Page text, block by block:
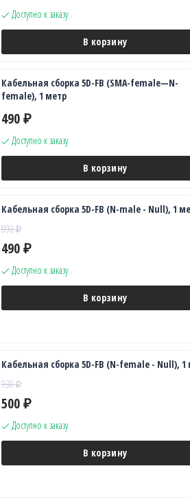
Доступно к заказу
В корзину
Кабельная сборка 5D-FB (SMA-female—N-
female), 1 метр
490 ₽
Доступно к заказу
В корзину
Кабельная сборка 5D-FB (N-male - Null), 1
890₽
490 ₽
Доступно к заказу
В корзину
Кабельная сборка 5D-FB (N-female - Null), 1
930₽
500 ₽
Доступно к заказу
В корзину